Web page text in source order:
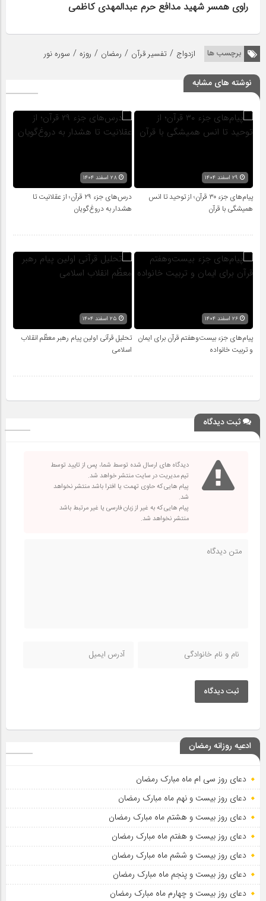
راوی همسر شهید مدافع حرم عبدالمهدی کاظمی
برچسب ها ازدواج / تفسیر قرآن / رمضان / روزه / سوره نور
نوشته های مشابه
پیام‌های جزء ۳۰ قرآن؛ از توحید تا انس
همیشگی با قرآن
درس‌های جزء ۲۹ قرآن؛ از عقلانیت تا
هشدار به دروغ‌گویان
۲۶ اسفند ۱۴۰۴
پیام‌های جزء بیست‌وهفتم قرآن برای ایمان
و تربیت خانواده
تحلیل قرآنی اولین پیام رهبر معظّم انقلاب
اسلامی
ثبت دیدگاه
دیدگاه های ارسال شده توسط شما، پس از تایید توسط
تیم مدیریت در سایت منتشر خواهد شد.
پیام هایی که حاوی تهمت یا افترا باشد منتشر نخواهد
شد.
پیام هایی که به غیر از زبان فارسی یا غیر مرتبط باشد
منتشر نخواهد شد.
ثبت دیدگاه
ادعیه روزانه رمضان
دعای روز سی ام ماه مبارک رمضان
دعای روز بیست و نهم ماه مبارک رمضان
دعای روز بیست و هشتم ماه مبارک رمضان
دعای روز بیست و هفتم ماه مبارک رمضان
دعای روز بیست و ششم ماه مبارک رمضان
دعای روز بیست و پنجم ماه مبارک رمضان
دعای روز بیست و چهارم ماه مبارک رمضان